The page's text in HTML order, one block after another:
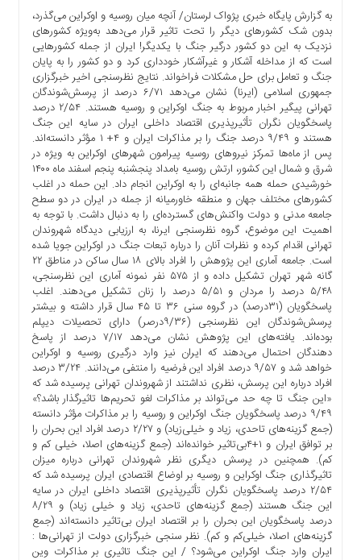
علمی
آموزشی
دسترسی
سریع
ارتباط
برگه
نمونه
تعرفه
درباره
اخبار
سایت
ارتباط
برگه
تعرفه
درباره
چند
رسانه
ارتباط
به گزارش پایگاه خبری پژواک لرستان/ آنچه میان روسیه و اوکراین می‌گذرد،
بدون شک کشورهای دیگر را تحت تاثیر قرار می‌دهد به‌ویژه کشورهای
نزدیک به این دو کشور درگیر جنگ با یکدیگر! ایران از جمله کشورهایی
است که از مداخله آشکار و غیرآشکار خودداری کرد و دو کشور را به پایان
جنگ و تعامل برای حل مشکلات فراخواند. نتایج نظرسنجی اخیر خبرگزاری
جمهوری اسلامی (ایرنا) نشان می‌دهد ۶/۷۱ درصد از پرسش‌شوندگان
تهرانی پیگیر اخبار مربوط به جنگ اوکراین و روسیه هستند. ۲/۵۴ درصد
پاسخگویان نگران تأثیرپذیری اقتصاد داخلی ایران در سایه این جنگ
هستند و ۹/۴۹ درصد جنگ را بر مذاکرات ایران و ۴+ ۱ مؤثر دانسته‌اند.
پس از ماه‌‌ها تمرکز نیروهای روسیه پیرامون شهرهای اوکراین به ویژه در
شرق و شمال این کشور، ارتش روسیه بامداد پنجشنبه پنجم اسفند ماه ۱۴۰۰
خورشیدی حمله همه جانبه‌ای را به اوکراین انجام داد. این حمله در اغلب
کشورهای مختلف جهان و منطقه خاورمیانه از جمله در ایران در دو سطح
جامعه مدنی و دولت واکنش‌های گسترده‌ای را به دنبال داشت. با توجه به
اهمیت این موضوع، گروه نظرسنجی ایرنا، به ارزیابی دیدگاه شهروندان
تهرانی اقدام کرده و نظرات آنان را درباره تبعات جنگ در اوکراین جویا شده
است. ‌جامعه آماری این پژوهش را افراد بالای ۱۸ سال ساکن در مناطق ۲۲
گانه شهر تهران تشکیل داده و از ۵۷۵ نفر نمونه آماری این نظرسنجی،
۵/۴۸ درصد را مردان و ۵/۵۱ درصد را زنان تشکیل می‌دهند. اغلب
پاسخگویان (۳۱درصد) در گروه سنی ۳۶ تا ۴۵ سال قرار داشته و بیشتر
پرسش‌شوندگان این نظرسنجی (۹/۳۶درصر) دارای تحصیلات دیپلم
بوده‌اند. یافته‌های این پژوهش نشان می‌دهد ۷/۱۷ درصد از پاسخ
دهندگان احتمال می‌دهند که ایران نیز وارد درگیری روسیه و اوکراین
خواهد شد و ۹/۵۷ درصد افراد این فرضیه را منتفی می‌دانند. ۳/۲۴ درصد
افراد درباره این پرسش، نظری نداشتند از شهروندان تهرانی پرسیده شد که
«این جنگ تا چه حد می‌تواند بر مذاکرات لغو تحریم‌ها تاثیرگذار باشد؟»
۹/۴۹ درصد پاسخگویان جنگ اوکراین و روسیه را بر مذاکرات مؤثر دانسته
(جمع گزینه‌های تاحدی، زیاد و خیلی‌زیاد) ‌و ۲/۲۷ درصد افراد این بحران را
بر توافق ایران و ۱+۴بی‌تاثیر خوانده‌اند (‌جمع گزینه‌های اصلا، خیلی کم و
کم). همچنین در پرسش دیگری نظر شهروندان تهرانی درباره میزان
تاثیرگذاری جنگ اوکراین و روسیه بر اوضاع اقتصادی ایران پرسیده شد که
۲/۵۴ درصد پاسخگویان نگران تأثیرپذیری اقتصاد داخلی ایران در سایه
این جنگ هستند (جمع گزینه‌های تاحدی، زیاد و خیلی زیاد) ‌و ۸/۲۹
درصد پاسخگویان این بحران را بر اقتصاد ایران بی‌تاثیر دانسته‌اند (‌جمع
گزینه‌های اصلا، خیلی‌کم و کم). نظر سنجی خبرگزاری دولت از تهرانی‌ها :
ایران وارد جنگ اوکراین می‌شود؟ / این جنگ تاثیری بر مذاکرات وین